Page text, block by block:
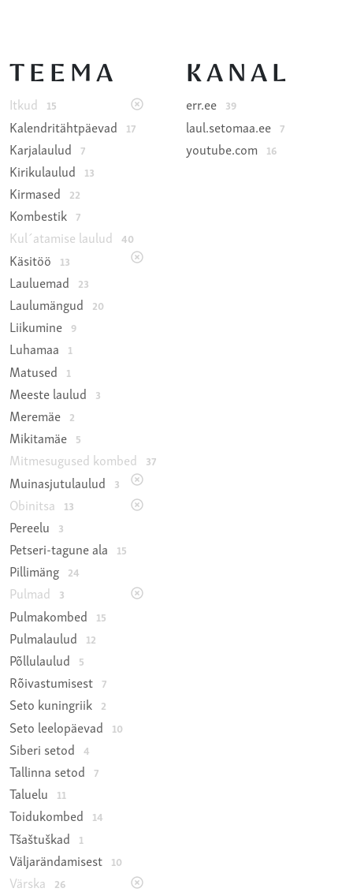
TEEMA
Itkud 15
Kalendritähtpäevad 17
Karjalaulud 7
Kirikulaulud 13
Kirmased 22
Kombestik 7
Kul´atamise laulud 40
Käsitöö 13
Lauluemad 23
Laulumängud 20
Liikumine 9
Luhamaa 1
Matused 1
Meeste laulud 3
Meremäe 2
Mikitamäe 5
Mitmesugused kombed 37
Muinasjutulaulud 3
Obinitsa 13
Pereelu 3
Petseri-tagune ala 15
Pillimäng 24
Pulmad 3
Pulmakombed 15
Pulmalaulud 12
Põllulaulud 5
Rõivastumisest 7
Seto kuningriik 2
Seto leelopäevad 10
Siberi setod 4
Tallinna setod 7
Taluelu 11
Toidukombed 14
Tšaštuškad 1
Väljarändamisest 10
Värska 26
KANAL
err.ee 39
laul.setomaa.ee 7
youtube.com 16